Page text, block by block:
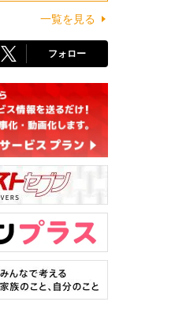
一覧を見る
フォロー